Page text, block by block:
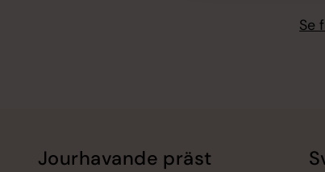
Se
Jourhavande präst